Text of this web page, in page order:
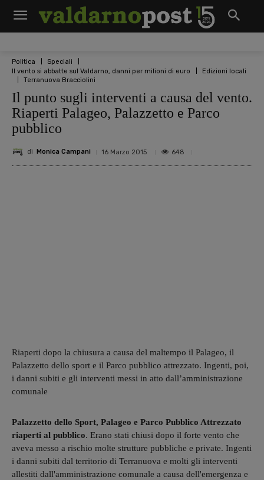
Politica
Speciali
Il vento si abbatte sul Valdarno, danni per milioni di euro
Edizioni locali
Terranuova Bracciolini
Il punto sugli interventi a causa del vento.
Riaperti Palageo, Palazzetto e Parco
pubblico
di Monica Campani 16 Marzo 2015 648
Riaperti dopo la chiusura a causa del maltempo il Palageo, il
Palazzetto dello sport e il Parco pubblico attrezzato. Ingenti, poi,
i danni subiti e gli interventi messi in atto dall’amministrazione
comunale
Palazzetto dello Sport, Palageo e Parco Pubblico Attrezzato
riaperti al pubblico. Erano stati chiusi dopo il forte vento che
aveva messo a rischio molte strutture pubbliche e private. Ingenti
i danni subiti dal territorio di Terranuova e molti gli interventi
allestiti dall'amministrazione comunale a causa dell'emergenza e